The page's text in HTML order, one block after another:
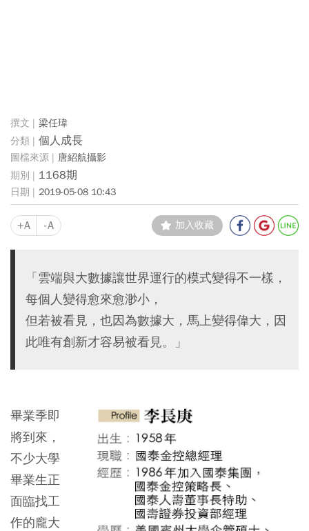
梁任瑋
個人成長
唐紹航攝影
1168期
2019-05-08 10:43
+A -A 加入收藏
「雲端與大數據讓世界運行的模式變得不一樣，
每個人變得愈來愈渺小，
但若被看見，也因為數據大，馬上變得偉大，因
此唯有創新才容易被看見。」
畢業季即
將到來，
不少大學
畢業生正
面臨找工
作的龐大